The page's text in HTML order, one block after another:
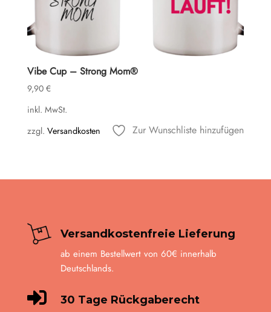
Vibe Cup – Strong Mom®
9,90 €
inkl. MwSt.
zzgl. Versandkosten Zur Wunschliste hinzufügen
Versandkostenfreie Lieferung
ab einem Bestellwert von 60€ innerhalb
Deutschlands.

30 Tage Rückgaberecht